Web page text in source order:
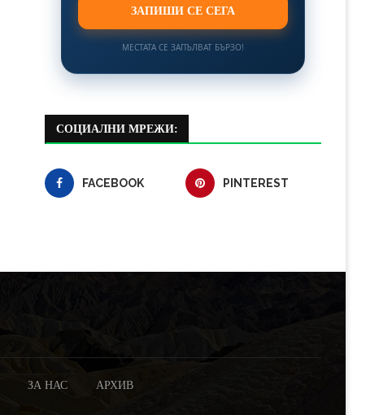
ЗАПИШИ СЕ СЕГА
МЕСТАТА СЕ ЗАПЪЛВАТ БЪРЗО!
СОЦИАЛНИ МРЕЖИ:
FACEBOOK PINTEREST
ЗА НАС АРХИВ